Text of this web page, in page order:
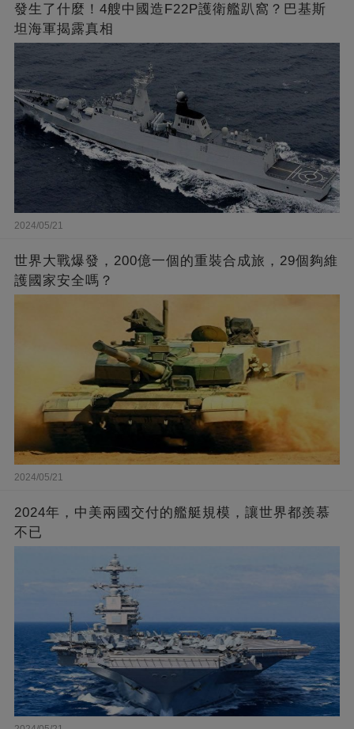
發生了什麼！4艘中國造F22P護衛艦趴窩？巴基斯
坦海軍揭露真相
2024/05/21
世界大戰爆發，200億一個的重裝合成旅，29個夠維
護國家安全嗎？
2024/05/21
2024年，中美兩國交付的艦艇規模，讓世界都羨慕
不已